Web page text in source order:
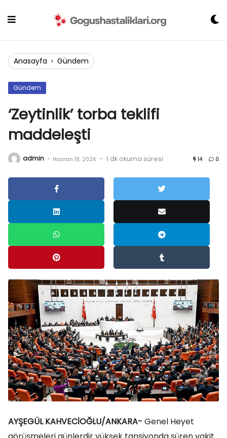
Anasayfa › Gündem
Gündem
‘Zeytinlik’ torba teklifi
maddeleşti
admin - Haziran 18, 2026 - 1 dk okuma süresi 14 0
AYŞEGÜL KAHVECİOĞLU/ANKARA- Genel Heyet